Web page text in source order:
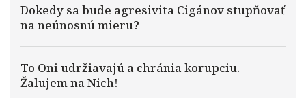
Dokedy sa bude agresivita Cigánov stupňovať
na neúnosnú mieru?
To Oni udržiavajú a chránia korupciu.
Žalujem na Nich!